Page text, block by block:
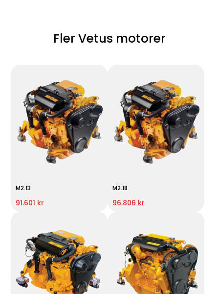
Fler Vetus motorer
M2.13
91.601 kr
M2.18
96.806 kr